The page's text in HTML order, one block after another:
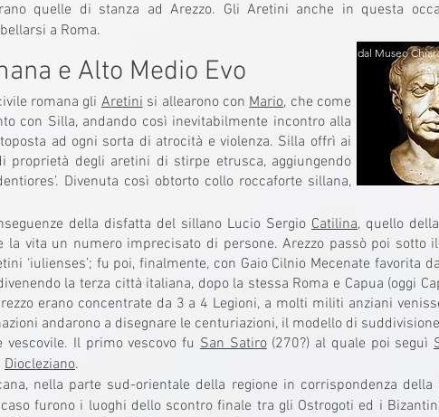
quelle di stanza ad Arezzo. Gli Aretini anche in questa
a Roma.
e Alto Medio Evo
romana gliAretinisi allearono conMario, che come
con Silla, andando così inevitabilmente incontro alla
ad ogni sorta di atrocità e violenza. Silla offrì ai
degli aretini di stirpe etrusca, aggiungendo
Divenuta così obtorto collo roccaforte sillana,
dal Museo
della disfatta del sillano Lucio Sergio Catilina, quello
la vita un numero imprecisato di persone. Arezzo passò poi sotto
‘iulienses’; fu poi, finalmente, con Gaio Cilnio Mecenate favorita
la terza città italiana, dopo la stessa Roma e Capua (oggi
erano concentrate da 3 a 4 Legioni, a molti militi anziani
andarono a disegnare le centuriazioni, il modello di
Il primo vescovo fu San Satiro(270?) al quale poi seguì
Diocleziano.
nella parte sud-orientale della regione in corrispondenza
furono i luoghi dello scontro finale tra gli Ostrogoti ed i